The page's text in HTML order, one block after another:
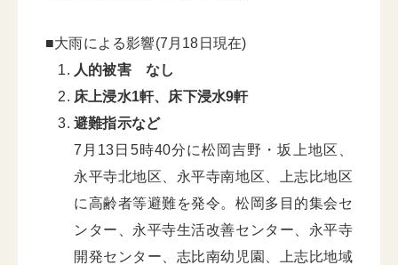
■大雨による影響(7月18日現在)
人的被害 なし
床上浸水1軒、床下浸水9軒
避難指示など
7月13日5時40分に松岡吉野・坂上地区、
永平寺北地区、永平寺南地区、上志比地区
に高齢者等避難を発令。松岡多目的集会セ
ンター、永平寺生活改善センター、永平寺
開発センター、志比南幼児園、上志比地域